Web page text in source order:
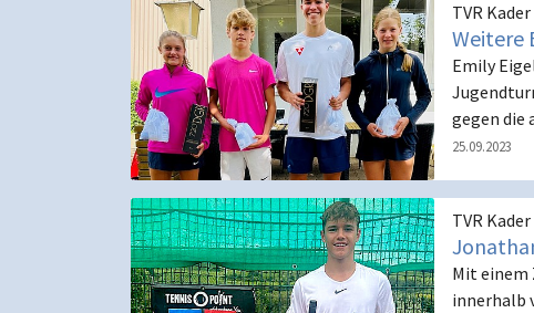
TVR Kader
Weitere
Emily
gegen
25.09.2023
TVR Kader
Mit einem
innerhalb